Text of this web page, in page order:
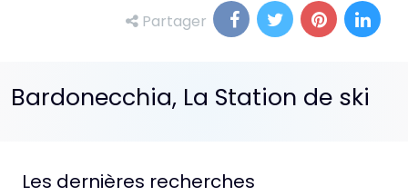
Partager
Bardonecchia, La Station de ski
Les dernières recherches